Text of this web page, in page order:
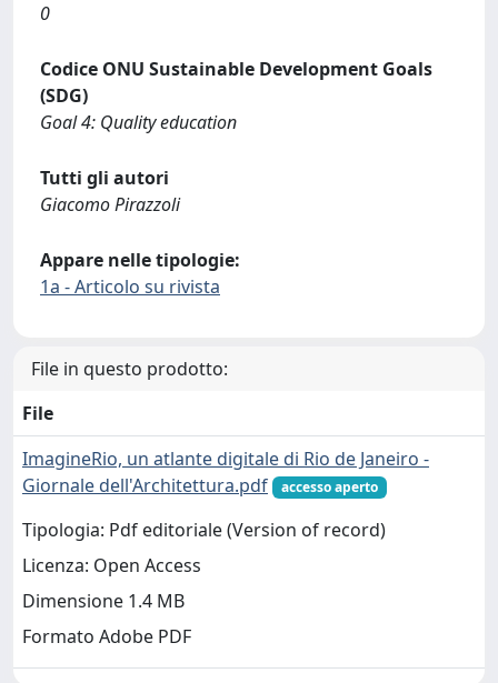
0
Codice ONU Sustainable Development Goals
(SDG)
Goal 4: Quality education
Tutti gli autori
Giacomo Pirazzoli
Appare nelle tipologie:
1a - Articolo su rivista
File in questo prodotto:
File
ImagineRio, un atlante digitale di Rio de Janeiro -
Giornale dell'Architettura.pdf
accesso aperto
Tipologia: Pdf editoriale (Version of record)
Licenza: Open Access
Dimensione 1.4 MB
Formato Adobe PDF